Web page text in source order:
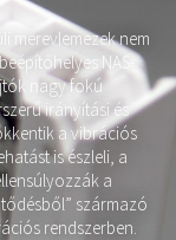
merevlemezek nem
NAS-
nagy fokú
irányítási és
a vibrációs
is észleli, a
a
származó
rendszerben.